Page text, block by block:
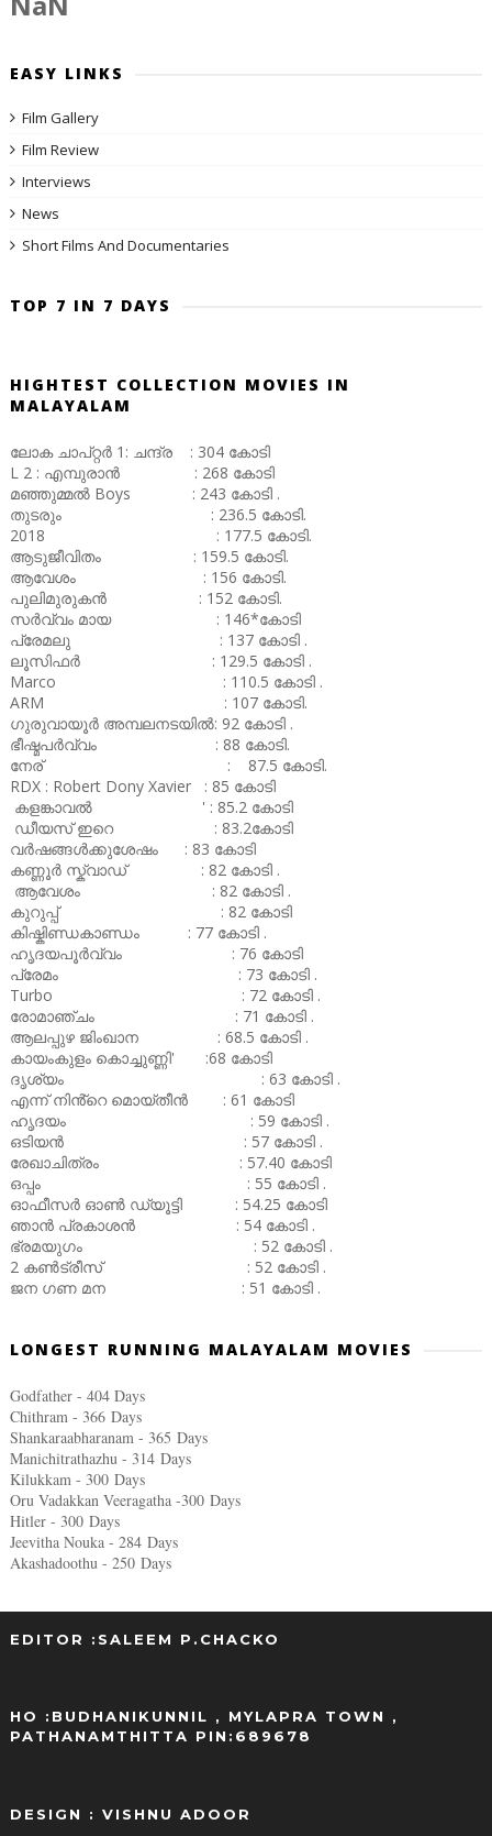
EASY LINKS
Film Gallery
Film Review
Interviews
News
Short Films And Documentaries
TOP 7 IN 7 DAYS
HIGHTEST COLLECTION MOVIES IN
MALAYALAM
ലോക ചാപ്റ്റർ 1: ചന്ദ്ര : 304 കോടി
L 2 : എമ്പുരാൻ : 268 കോടി
മഞ്ഞുമ്മൽ Boys : 243 കോടി .
തുടരും : 236.5 കോടി.
2018 : 177.5 കോടി.
ആടുജീവിതം : 159.5 കോടി.
ആവേശം : 156 കോടി.
പുലിമുരുകൻ : 152 കോടി.
സർവ്വം മായ : 146*കോടി
പ്രേമലു : 137 കോടി .
ലൂസിഫർ : 129.5 കോടി .
Marco : 110.5 കോടി .
ARM : 107 കോടി.
ഗുരുവായൂർ അമ്പലനടയിൽ: 92 കോടി .
ഭീഷ്മപർവ്വം : 88 കോടി.
നേര് : 87.5 കോടി.
RDX : Robert Dony Xavier : 85 കോടി
കളങ്കാവൽ ' : 85.2 കോടി
ഡീയസ് ഇറെ : 83.2കോടി
വർഷങ്ങൾക്കുശേഷം : 83 കോടി
കണ്ണൂർ സ്ക്വാഡ് : 82 കോടി .
ആവേശം : 82 കോടി .
കുറുപ്പ് : 82 കോടി
കിഷ്കിണ്ഡകാണ്ഡം : 77 കോടി .
ഹൃദയപൂർവ്വം : 76 കോടി
പ്രേമം : 73 കോടി .
Turbo : 72 കോടി .
രോമാഞ്ചം : 71 കോടി .
ആലപ്പുഴ ജിംഖാന : 68.5 കോടി .
കായംകുളം കൊച്ചുണ്ണി' :68 കോടി
ദൃശ്യം : 63 കോടി .
എന്ന് നിൻ്റെ മൊയ്തീൻ : 61 കോടി
ഹൃദയം : 59 കോടി .
ഒടിയൻ : 57 കോടി .
രേഖാചിത്രം : 57.40 കോടി
ഒപ്പം : 55 കോടി .
ഓഫീസർ ഓൺ ഡ്യൂട്ടി : 54.25 കോടി
ഞാൻ പ്രകാശൻ : 54 കോടി .
ഭ്രമയുഗം : 52 കോടി .
2 കൺട്രീസ് : 52 കോടി .
ജന ഗണ മന : 51 കോടി .
LONGEST RUNNING MALAYALAM MOVIES
Godfather - 404 Days
Chithram - 366 Days
Shankaraabharanam - 365 Days
Manichitrathazhu - 314 Days
Kilukkam - 300 Days
Oru Vadakkan Veeragatha -300 Days
Hitler - 300 Days
Jeevitha Nouka - 284 Days
Akashadoothu - 250 Days
EDITOR :SALEEM P.CHACKO
HO :BUDHANIKUNNIL , MYLAPRA TOWN ,
PATHANAMTHITTA PIN:689678
DESIGN : VISHNU ADOOR